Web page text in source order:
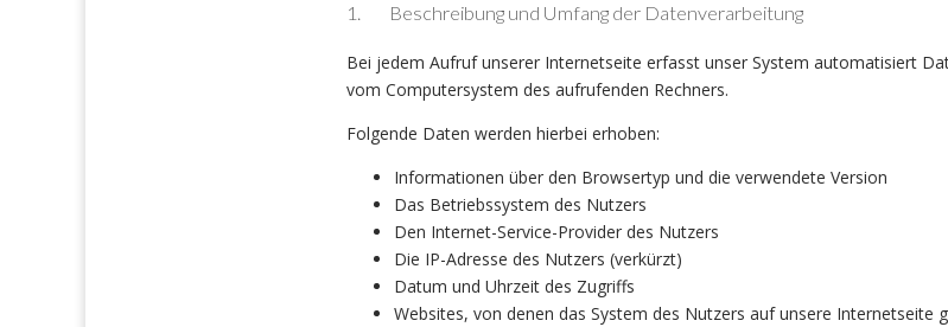
1. Beschreibung und Umfang der Datenverarbeitung
Bei jedem Aufruf unserer Internetseite erfasst unser System automatisiert
vom Computersystem des aufrufenden Rechners.
Folgende Daten werden hierbei erhoben:
Informationen über den Browsertyp und die verwendete Version
Das Betriebssystem des Nutzers
Den Internet-Service-Provider des Nutzers
Die IP-Adresse des Nutzers (verkürzt)
Datum und Uhrzeit des Zugriffs
Websites, von denen das System des Nutzers auf unsere Internetseite